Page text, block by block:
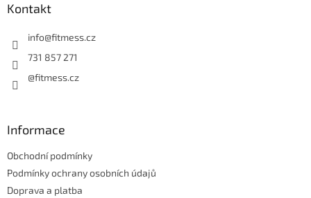
Kontakt
info@fitmess.cz
731 857 271
@fitmess.cz
Informace
Obchodní podmínky
Podmínky ochrany osobních údajů
Doprava a platba